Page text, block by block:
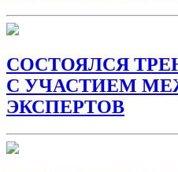
СОСТОЯЛСЯ
С УЧАСТИЕМ
ЭКСПЕРТОВ